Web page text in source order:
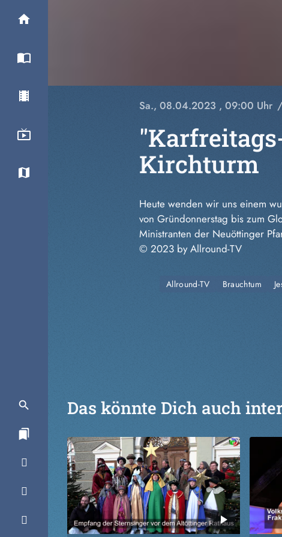
Sa., 08.04.2023 , 09:00 Uhr /
Kirchturm
Heute wenden wir uns einem
von Gründonnerstag bis zum
Ministranten der Neuöttinger
© 2023 by Allround-TV
Allround-TV Brauchtum
Das könnte Dich auch